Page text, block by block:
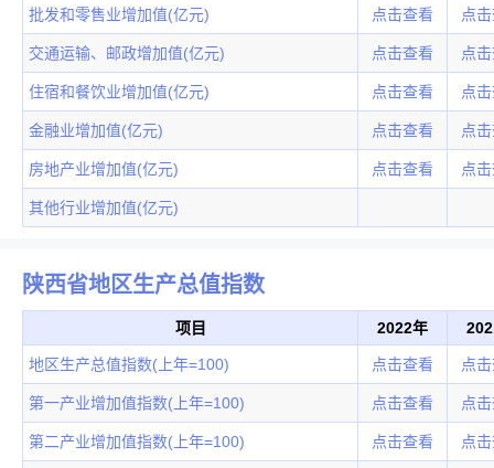
批发和零售业增加值(亿元) 点击查看 点
交通运输、邮政增加值(亿元) 点击查看 点
住宿和餐饮业增加值(亿元) 点击查看 点
金融业增加值(亿元) 点击查看 点
房地产业增加值(亿元) 点击查看 点
其他行业增加值(亿元)
陕西省地区生产总值指数
项目 2022年
地区生产总值指数(上年=100) 点击查看 点
第一产业增加值指数(上年=100) 点击查看 点
第二产业增加值指数(上年=100) 点击查看 点